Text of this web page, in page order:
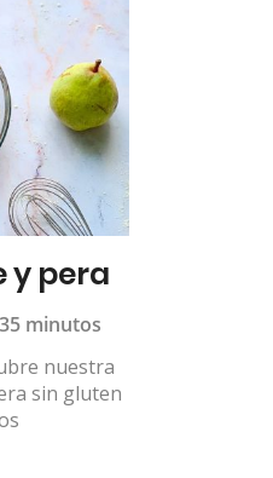
y pera
35 minutos
nuestra
sin gluten